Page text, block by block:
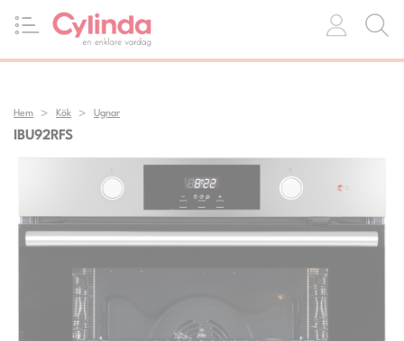
Hem Kök Ugnar
IBU92RFS